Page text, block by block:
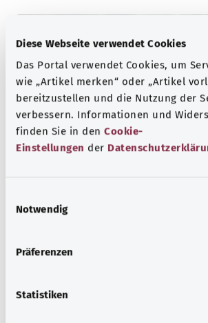
Diese Webseite verwendet Cookies
Das Portal verwendet Cookies, um
wie „Artikel merken“ oder „Artikel
bereitzustellen und die Nutzung der
verbessern. Informationen und
finden Sie in den Cookie-
Einstellungen der
Notwendig
Präferenzen
Statistiken
Suchtproblemen, Behinderungen und